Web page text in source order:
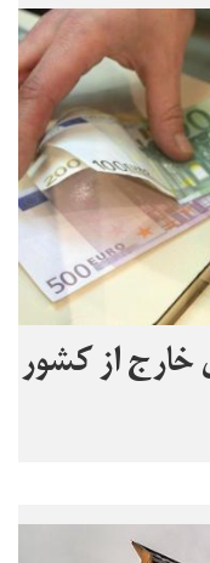
از کشور